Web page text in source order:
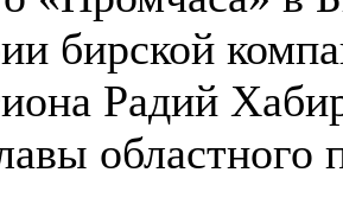
бирской
Радий
областного